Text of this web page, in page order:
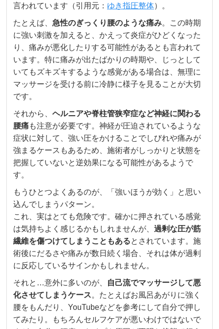
言われています（引用元： ゆき指圧整体）。
たとえば、急性のぎっくり腰のような痛み。この時期
に強い刺激を加えると、かえって炎症がひどくなった
り、痛みが悪化したりする可能性があるとも言われて
います。特に痛みが出たばかりの時期や、じっとして
いてもズキズキするような感覚がある場合は、無理に
マッサージを受ける前に冷静に様子を見ることが大切
です。
それから、ヘルニアや脊柱管狭窄症など神経に関わる
腰痛も注意が必要です。神経が圧迫されているような
症状に対して、強い圧をかけることでしびれや痛みが
強まるケースもあるため、施術者がしっかりと状態を
把握していないと逆効果になる可能性があるようで
す。
もうひとつよくあるのが、「強いほうが効く」と思い
込んでしまうパターン。
これ、実はとても危険です。確かに押されている感覚
は気持ちよく感じるかもしれませんが、過剰な圧が筋
繊維を傷つけてしまうこともあるとされています。施
術後にだるさや痛みが数日続く場合、それは体が過剰
に反応しているサインかもしれません。
それと…意外に多いのが、
自己流でマッサージして悪
化させてしまうケース。たとえばお風呂あがりに強く
腰をもんだり、YouTubeなどを参考にして自分で押し
てみたり。もちろんセルフケアが悪いわけではないで